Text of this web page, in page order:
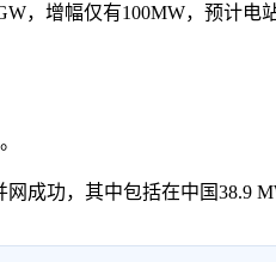
，增幅仅有100MW，预计电
成功，其中包括在中国38.9